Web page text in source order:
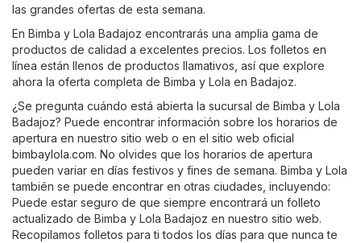
las grandes ofertas de esta semana.
En Bimba y Lola Badajoz encontrarás una amplia gama de
productos de calidad a excelentes precios. Los folletos en
línea están llenos de productos llamativos, así que explore
ahora la oferta completa de Bimba y Lola en Badajoz.
¿Se pregunta cuándo está abierta la sucursal de Bimba y Lola
Badajoz? Puede encontrar información sobre los horarios de
apertura en nuestro sitio web o en el sitio web oficial
bimbaylola.com. No olvides que los horarios de apertura
pueden variar en días festivos y fines de semana. Bimba y Lola
también se puede encontrar en otras ciudades, incluyendo:
Puede estar seguro de que siempre encontrará un folleto
actualizado de Bimba y Lola Badajoz en nuestro sitio web.
Recopilamos folletos para ti todos los días para que nunca te